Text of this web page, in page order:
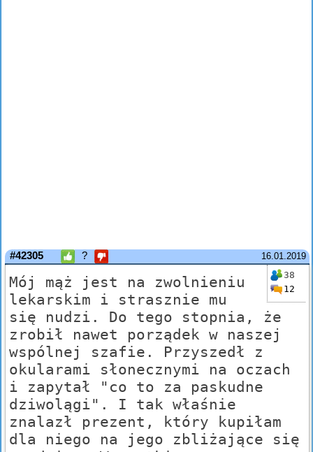
16.01.2019
#42305 ?
38
12
Mój mąż jest na zwolnieniu
lekarskim i strasznie mu
się nudzi. Do tego stopnia, że
zrobił nawet porządek w naszej
wspólnej szafie. Przyszedł z
okularami słonecznymi na oczach
i zapytał "co to za paskudne
dziwolągi". I tak właśnie
znalazł prezent, który kupiłam
dla niego na jego zbliżające się